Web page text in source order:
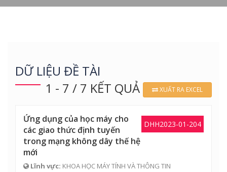
DỮ LIỆU ĐỀ TÀI
1 - 7 / 7 KẾT QUẢ
XUẤT RA EXCEL
DHH2023-01-204
Ứng dụng của học máy cho
các giao thức định tuyến
trong mạng không dây thế hệ
mới
Lĩnh vực: KHOA HỌC MÁY TÍNH VÀ THÔNG TIN